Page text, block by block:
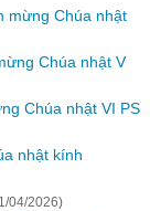
mừng Chúa nhật
Chúa nhật V
Chúa nhật VI PS
nhật kính
04/2026)